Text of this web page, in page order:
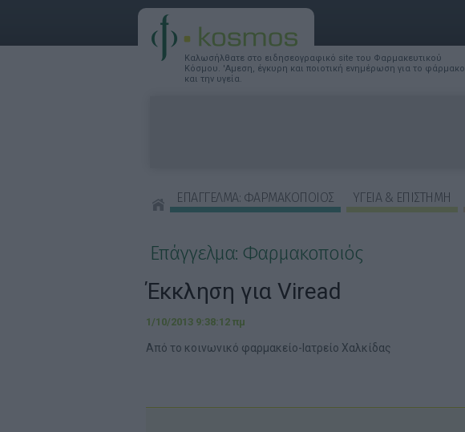
Καλωσήλθατε στο ειδησεογραφικό site του Φαρμακευτικού
Κόσμου. 'Αμεση, έγκυρη και ποιοτική ενημέρωση για το φάρμακο
και την υγεία.
ΕΠΑΓΓΕΛΜΑ: ΦΑΡΜΑΚΟΠΟΙΟΣ ΥΓΕΙΑ & ΕΠΙΣΤΗΜΗ
Επάγγελμα: Φαρμακοποιός
Έκκληση για Viread
1/10/2013 9:38:12 πμ
Από το κοινωνικό φαρμακείο-Ιατρείο Χαλκίδας